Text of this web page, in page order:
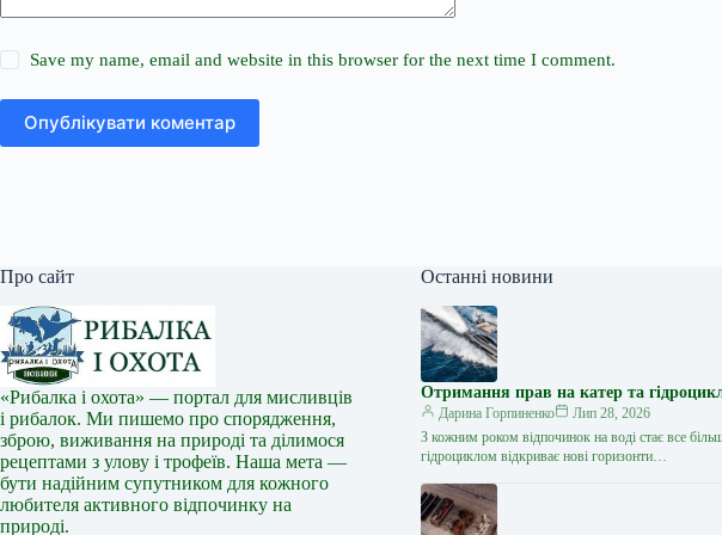
Save my name, email and website in this browser for the next time I comment.
Опублікувати коментар
Про сайт
«Рибалка і охота» — портал для мисливців
і рибалок. Ми пишемо про спорядження,
зброю, виживання на природі та ділимося
рецептами з улову і трофеїв. Наша мета —
бути надійним супутником для кожного
любителя активного відпочинку на
природі.
Останні новини
Отримання прав на катер та
Дарина Горпиненко
Лип 28, 2026
З кожним роком відпочинок на воді стає все
гідроциклом відкриває нові горизонти…